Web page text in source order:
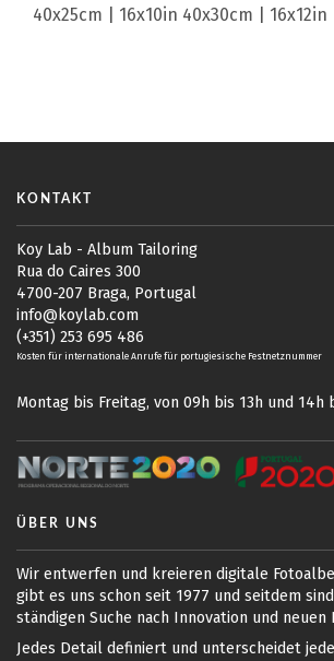
40x25cm | 16x10in 40x30cm | 16x12in
KONTAKT
Koy Lab - Album Tailoring
Rua do Caires 300
4700-207 Braga, Portugal
info@koylab.com
(+351) 253 695 486
Kosten für internationale Anrufe für portugiesische Festnetznummer
Montag bis Freitag, von 09h bis 13h und 14h
ÜBER UNS
Wir entwerfen und kreieren digitale
gibt es uns schon seit 1977 und seitdem
ständigen Suche nach Innovation und neuen
Jedes Detail definiert und unterscheidet